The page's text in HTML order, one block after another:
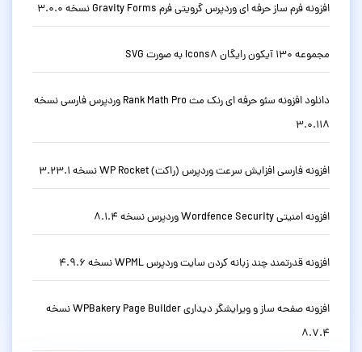
افزونه فرم ساز حرفه ای وردپرس گرویتی فرم Gravity Forms نسخه 3.0.0
مجموعه 130 آیکون رایگان Icons8 به صورت SVG
دانلود افزونه سئو حرفه ای رنک مث Rank Math Pro وردپرس فارسی نسخه
3.0.118
افزونه فارسی افزایش سرعت وردپرس (راکت) WP Rocket نسخه 3.23.1
افزونه امنیتی Wordfence Security وردپرس نسخه 8.1.4
افزونه قدرتمند چند زبانه کردن سایت وردپرس WPML نسخه 4.9.6
افزونه صفحه ساز و ویرایشگر دیداری WPBakery Page Builder نسخه
8.7.4